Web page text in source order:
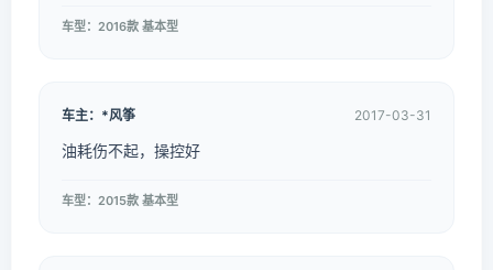
车型：2016款 基本型
车主：*风筝 2017-03-31
油耗伤不起，操控好
车型：2015款 基本型